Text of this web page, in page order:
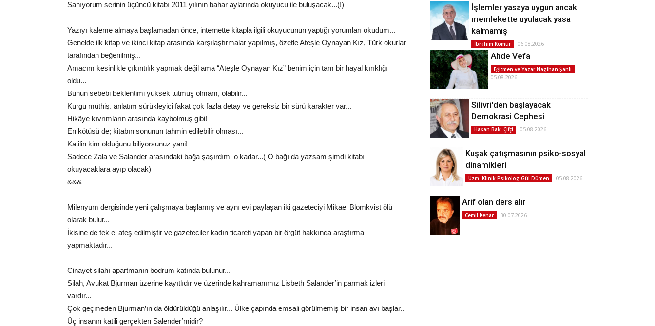
Sanıyorum serinin üçüncü kitabı 2011 yılının bahar aylarında okuyucu ile buluşacak...(!)
Yazıyı kaleme almaya başlamadan önce, internette kitapla ilgili okuyucunun yaptığı yorumları okudum...
Genelde ilk kitap ve ikinci kitap arasında karşılaştırmalar yapılmış, özetle Ateşle Oynayan Kız, Türk okurlar
tarafından beğenilmiş...
Amacım kesinlikle çıkıntılık yapmak değil ama “Ateşle Oynayan Kız” benim için tam bir hayal kırıklığı
oldu...
Bunun sebebi beklentimi yüksek tutmuş olmam, olabilir...
Kurgu müthiş, anlatım sürükleyici fakat çok fazla detay ve gereksiz bir sürü karakter var...
Hikâye kıvrımların arasında kaybolmuş gibi!
En kötüsü de; kitabın sonunun tahmin edilebilir olması...
Katilin kim olduğunu biliyorsunuz yani!
Sadece Zala ve Salander arasındaki bağa şaşırdım, o kadar...( O bağı da yazsam şimdi kitabı
okuyacaklara ayıp olacak)
&&&
Milenyum dergisinde yeni çalışmaya başlamış ve aynı evi paylaşan iki gazeteciyi Mikael Blomkvist ölü
olarak bulur...
İkisine de tek el ateş edilmiştir ve gazeteciler kadın ticareti yapan bir örgüt hakkında araştırma
yapmaktadır...
Cinayet silahı apartmanın bodrum katında bulunur...
Silah, Avukat Bjurman üzerine kayıtlıdır ve üzerinde kahramanımız Lisbeth Salander’in parmak izleri
vardır...
Çok geçmeden Bjurman’ın da öldürüldüğü anlaşılır... Ülke çapında emsali görülmemiş bir insan avı başlar...
Üç insanın katili gerçekten Salender’midir?
İşlemler yasaya uygun ancak
memlekette uyulacak yasa
kalmamış
İbrahim Kömür 06.08.2026
Ahde Vefa
Eğitmen ve Yazar Nagihan Şanlı
05.08.2026
Silivri'den başlayacak
Demokrasi Cephesi
Hasan Baki Çifçi 05.08.2026
Kuşak çatışmasının psiko-sosyal
dinamikleri
Uzm. Klinik Psikolog Gül Dümen 05.08.2026
Arif olan ders alır
Cemil Kenar 30.07.2026